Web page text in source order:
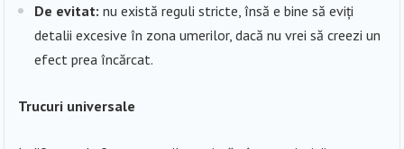
De evitat: nu există reguli stricte, însă e bine să eviți
detalii excesive în zona umerilor, dacă nu vrei să creezi un
efect prea încărcat.
Trucuri universale